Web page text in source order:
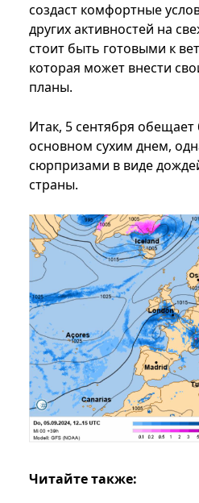
создаст комфортные
других активностей на
стоит быть готовыми к
которая может внести
планы.
Итак, 5 сентября
основном сухим днем,
сюрпризами в виде
страны.
Читайте также: